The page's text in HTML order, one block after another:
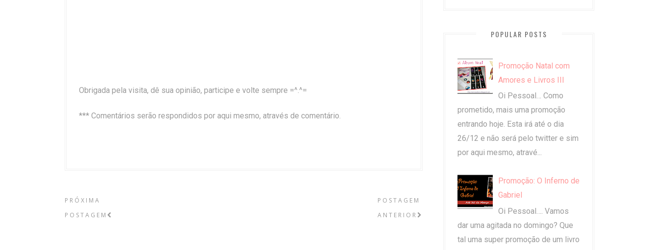
Obrigada pela visita, dê sua opinião, participe e volte sempre =^.^=
*** Comentários serão respondidos por aqui mesmo, através de comentário.
PRÓXIMA
POSTAGEM
POSTAGEM
ANTERIOR
POPULAR POSTS
Promoção Natal com
Amores e Livros III
Oi Pessoal… Como
prometido, mais uma promoção
entrando hoje. Esta irá até o dia
26/12 e não será pelo twitter e sim
por aqui mesmo, atravé...
Promoção: O Inferno de
Gabriel
Oi Pessoal…. Vamos
dar uma agitada no domingo? Que
tal uma super promoção de um livro